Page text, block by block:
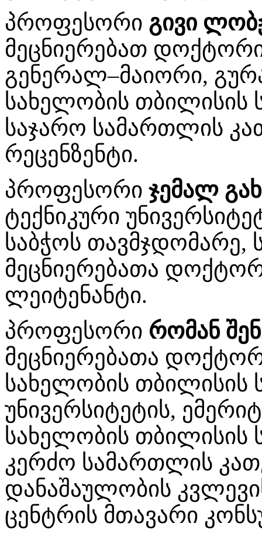
პროფესორი გივი
მეცნიერებათ
გენერალ–მაიორი,
სახელობის თბილისის
საჯარო სამართლის
რეცენზენტი.
პროფესორი ჯემალ
ტექნიკური
საბჭოს
მეცნიერებათა
ლეიტენანტი.
პროფესორი რომან
მეცნიერებათა
სახელობის თბილისის
უნივერსიტეტის,
სახელობის თბილისის
კერძო სამართლის
დანაშაულობის
ცენტრის მთავარი